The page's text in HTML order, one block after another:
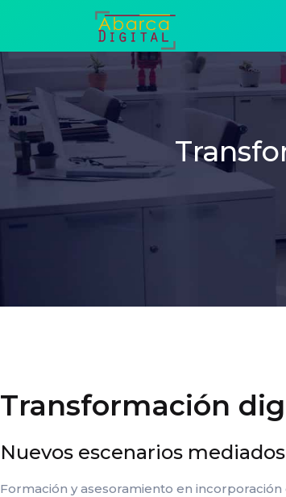
Transformación
Nuevos escenarios
Formación y asesoramiento en